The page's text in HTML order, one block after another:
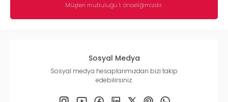
Müşteri mutluluğu 1. önceliğimizdir.
Sosyal Medya
Sosyal medya hesaplarımızdan bizi takip
edebilirsiniz.